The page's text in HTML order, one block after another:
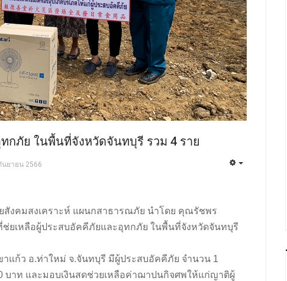
ภัย ในพื้นที่จังหวัดจันทบุรี รวม 4 ราย
นยายน 2566
สังคมสงเคราะห์ แผนกสาธารณภัย นำโดย คุณรัชพร
ยเหลือผู้ประสบอัคคีภัยและอุทกภัย ในพื้นที่จังหวัดจันทบุรี
าแก้ว อ.ท่าใหม่ จ.จันทบุรี มีผู้ประสบอัคคีภัย จำนวน 1
บาท และมอบเงินสดช่วยเหลือค่าฌาปนกิจศพให้แก่ญาติผู้